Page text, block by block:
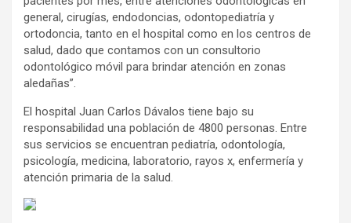
general, cirugías, endodoncias, odontopediatría y
ortodoncia, tanto en el hospital como en los centros de
salud, dado que contamos con un consultorio
odontológico móvil para brindar atención en zonas
aledañas”.
El hospital Juan Carlos Dávalos tiene bajo su
responsabilidad una población de 4800 personas. Entre
sus servicios se encuentran pediatría, odontología,
psicología, medicina, laboratorio, rayos x, enfermería y
atención primaria de la salud.